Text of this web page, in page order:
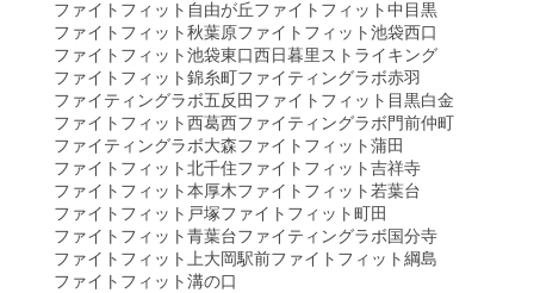
ファイトフィット自由が丘ファイトフィット中目黒
ファイトフィット秋葉原ファイトフィット池袋西口
ファイトフィット池袋東口西日暮里ストライキング
ファイトフィット錦糸町ファイティングラボ赤羽
ファイティングラボ五反田 ファイトフィット目黒白金
ファイトフィット西葛西ファイティングラボ門前仲町
ファイティングラボ大森ファイトフィット蒲田
ファイトフィット北千住ファイトフィット吉祥寺
ファイトフィット本厚木ファイトフィット若葉台
ファイトフィット戸塚ファイトフィット町田
ファイトフィット青葉台ファイティングラボ国分寺
ファイトフィット上大岡駅前ファイトフィット綱島
ファイトフィット溝の口